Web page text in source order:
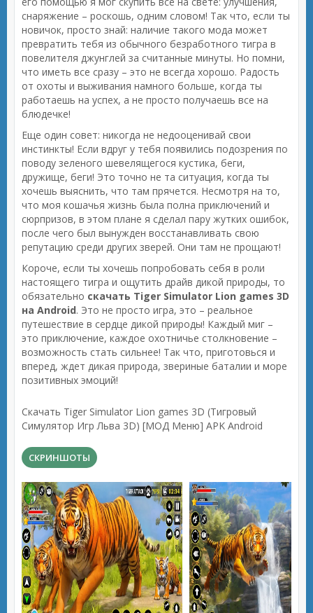
снаряжение – роскошь, одним словом! Так что, если ты
новичок, просто знай: наличие такого мода может
превратить тебя из обычного безработного тигра в
повелителя джунглей за считанные минуты. Но помни,
что иметь все сразу – это не всегда хорошо. Радость
от охоты и выживания намного больше, когда ты
работаешь на успех, а не просто получаешь все на
блюдечке!
Еще один совет: никогда не недооценивай свои
инстинкты! Если вдруг у тебя появились подозрения по
поводу зеленого шевелящегося кустика, беги,
дружище, беги! Это точно не та ситуация, когда ты
хочешь выяснить, что там прячется. Несмотря на то,
что моя кошачья жизнь была полна приключений и
сюрпризов, в этом плане я сделал пару жутких ошибок,
после чего был вынужден восстанавливать свою
репутацию среди других зверей. Они там не прощают!
Короче, если ты хочешь попробовать себя в роли
настоящего тигра и ощутить драйв дикой природы, то
обязательно скачать Tiger Simulator Lion games 3D
на Android. Это не просто игра, это – реальное
путешествие в сердце дикой природы! Каждый миг –
это приключение, каждое охотничье столкновение –
возможность стать сильнее! Так что, приготовься и
вперед, ждет дикая природа, звериные баталии и море
позитивных эмоций!
Скачать Tiger Simulator Lion games 3D (Тигровый
Симулятор Игр Льва 3D) [МОД Меню] APK Android
СКРИНШОТЫ